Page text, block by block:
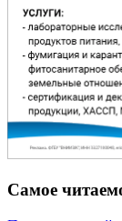
Самое